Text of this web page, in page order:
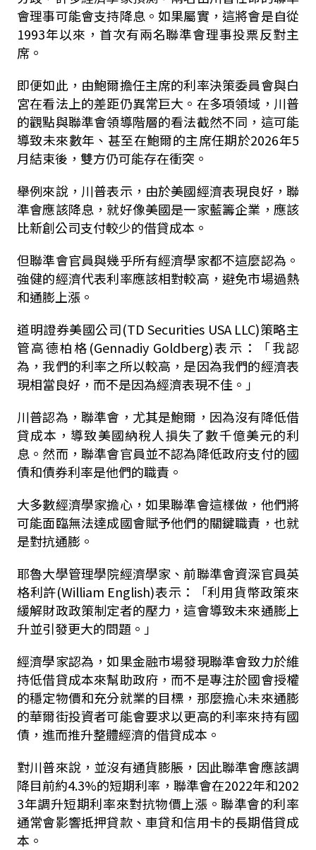
會理事可能會支持降息。如果屬實，這將會是自從
1993年以來，首次有兩名聯準會理事投票反對主
席。
即便如此，由鮑爾擔任主席的利率決策委員會與白
宮在看法上的差距仍異常巨大。在多項領域，川普
的觀點與聯準會領導階層的看法截然不同，這可能
導致未來數年、甚至在鮑爾的主席任期於2026年5
月結束後，雙方仍可能存在衝突。
舉例來說，川普表示，由於美國經濟表現良好，聯
準會應該降息，就好像美國是一家藍籌企業，應該
比新創公司支付較少的借貸成本。
但聯準會官員與幾乎所有經濟學家都不這麼認為。
強健的經濟代表利率應該相對較高，避免市場過熱
和通膨上漲。
道明證券美國公司(TD Securities USA LLC)策略主
管高德柏格(Gennadiy Goldberg)表示：「我認
為，我們的利率之所以較高，是因為我們的經濟表
現相當良好，而不是因為經濟表現不佳。」
川普認為，聯準會，尤其是鮑爾，因為沒有降低借
貸成本，導致美國納稅人損失了數千億美元的利
息。然而，聯準會官員並不認為降低政府支付的國
債和債券利率是他們的職責。
大多數經濟學家擔心，如果聯準會這樣做，他們將
可能面臨無法達成國會賦予他們的關鍵職責，也就
是對抗通膨。
耶魯大學管理學院經濟學家、前聯準會資深官員英
格利許(William English)表示：「利用貨幣政策來
緩解財政政策制定者的壓力，這會導致未來通膨上
升並引發更大的問題。」
經濟學家認為，如果金融市場發現聯準會致力於維
持低借貸成本來幫助政府，而不是專注於國會授權
的穩定物價和充分就業的目標，那麼擔心未來通膨
的華爾街投資者可能會要求以更高的利率來持有國
債，進而推升整體經濟的借貸成本。
對川普來說，並沒有通貨膨脹，因此聯準會應該調
降目前約4.3%的短期利率，聯準會在2022年和202
3年調升短期利率來對抗物價上漲。聯準會的利率
通常會影響抵押貸款、車貸和信用卡的長期借貸成
本。